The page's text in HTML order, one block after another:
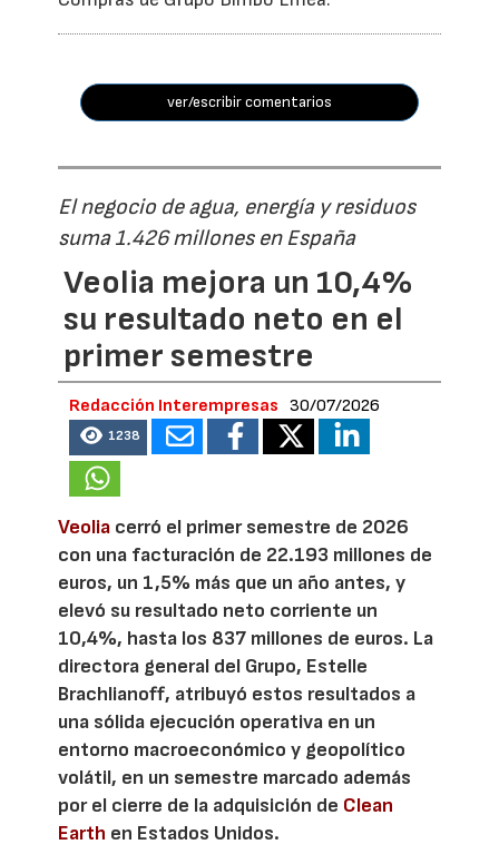
ver/escribir comentarios
El negocio de agua, energía y residuos
suma 1.426 millones en España
Veolia mejora un 10,4%
su resultado neto en el
primer semestre
Redacción Interempresas 30/07/2026
1238
Veolia cerró el primer semestre de 2026
con una facturación de 22.193 millones de
euros, un 1,5% más que un año antes, y
elevó su resultado neto corriente un
10,4%, hasta los 837 millones de euros. La
directora general del Grupo, Estelle
Brachlianoff, atribuyó estos resultados a
una sólida ejecución operativa en un
entorno macroeconómico y geopolítico
volátil, en un semestre marcado además
por el cierre de la adquisición de Clean
Earth en Estados Unidos.